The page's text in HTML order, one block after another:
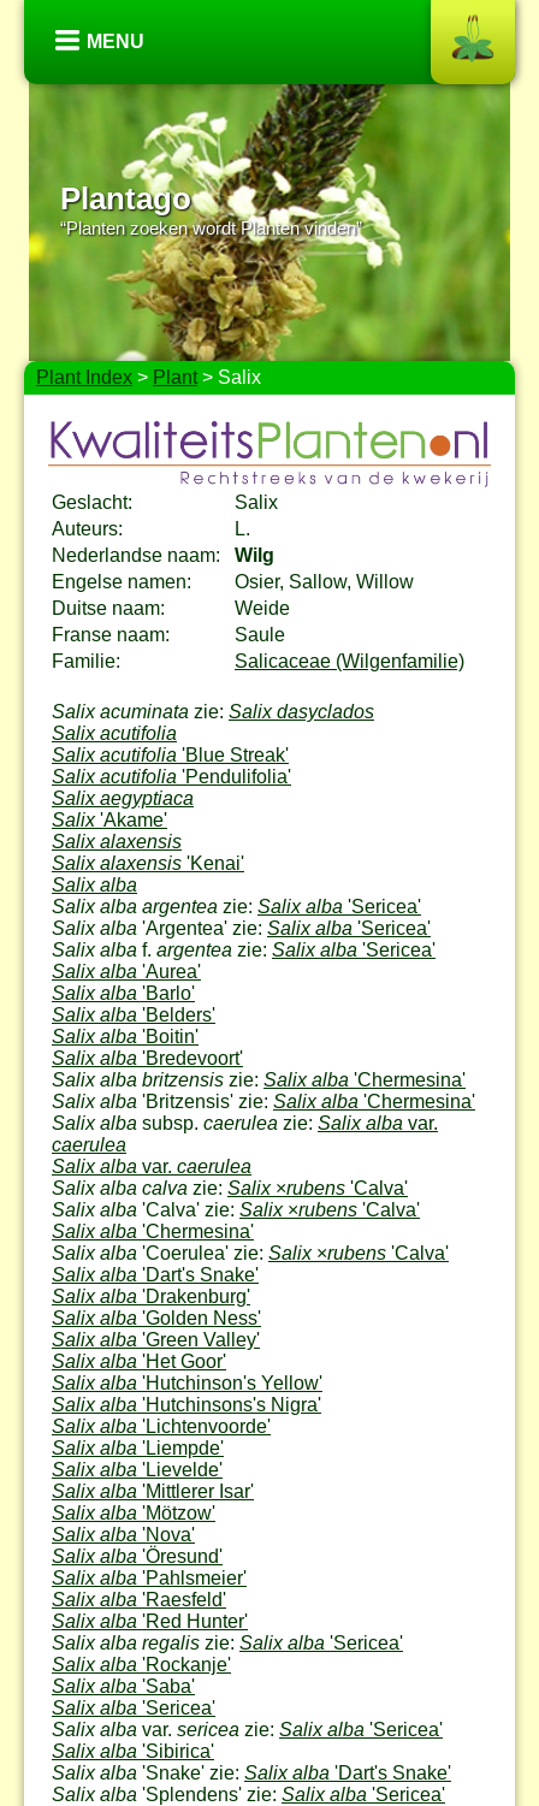
MENU
Plantago
“Planten zoeken wordt Planten vinden”
Plant Index > Plant> Salix
Geslacht:
Salix
Auteurs:
L.
Nederlandse naam:
Wilg
Engelse namen:
Osier, Sallow, Willow
Duitse naam:
Weide
Franse naam:
Saule
Familie:
Salicaceae (Wilgenfamilie)
Salix acuminata zie: Salix dasyclados
Salix acutifolia
Salix acutifolia 'Blue Streak'
Salix acutifolia 'Pendulifolia'
Salix aegyptiaca
Salix'Akame'
Salix alaxensis
Salix alaxensis 'Kenai'
Salix alba
Salix alba argentea zie: Salix alba 'Sericea'
Salix alba 'Argentea' zie: Salix alba 'Sericea'
Salix alba f. argentea zie: Salix alba 'Sericea'
Salix alba 'Aurea'
Salix alba 'Barlo'
Salix alba 'Belders'
Salix alba 'Boitin'
Salix alba 'Bredevoort'
Salix alba britzensis zie: Salix alba 'Chermesina'
Salix alba 'Britzensis' zie: Salix alba 'Chermesina'
Salix alba subsp. caerulea zie: Salix alba var.
caerulea
Salix alba var. caerulea
Salix alba calva zie: Salix ×rubens 'Calva'
Salix alba 'Calva' zie: Salix ×rubens 'Calva'
Salix alba 'Chermesina'
Salix alba 'Coerulea' zie: Salix ×rubens 'Calva'
Salix alba 'Dart's Snake'
Salix alba 'Drakenburg'
Salix alba 'Golden Ness'
Salix alba 'Green Valley'
Salix alba 'Het Goor'
Salix alba 'Hutchinson's Yellow'
Salix alba 'Hutchinsons's Nigra'
Salix alba 'Lichtenvoorde'
Salix alba 'Liempde'
Salix alba 'Lievelde'
Salix alba 'Mittlerer Isar'
Salix alba 'Mötzow'
Salix alba 'Nova'
Salix alba 'Öresund'
Salix alba 'Pahlsmeier'
Salix alba 'Raesfeld'
Salix alba 'Red Hunter'
Salix alba regalis zie: Salix alba 'Sericea'
Salix alba 'Rockanje'
Salix alba 'Saba'
Salix alba 'Sericea'
Salix alba var. sericea zie: Salix alba 'Sericea'
Salix alba 'Sibirica'
Salix alba 'Snake' zie: Salix alba 'Dart's Snake'
Salix alba 'Splendens' zie: Salix alba 'Sericea'